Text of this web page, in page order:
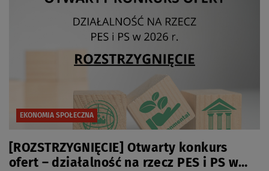
EKONOMIA SPOŁECZNA
[ROZSTRZYGNIĘCIE] Otwarty konkurs
ofert – działalność na rzecz PES i PS w